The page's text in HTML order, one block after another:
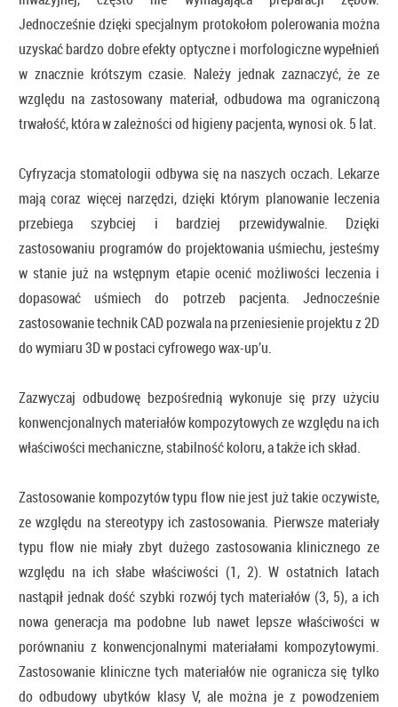
Jednocześnie dzięki specjalnym protokołom polerowania można
uzyskać bardzo dobre efekty optyczne i morfologiczne wypełnień
w znacznie krótszym czasie. Należy jednak zaznaczyć, że ze
względu na zastosowany materiał, odbudowa ma ograniczoną
trwałość, która w zależności od higieny pacjenta, wynosi ok. 5 lat.
Cyfryzacja stomatologii odbywa się na naszych oczach. Lekarze
mają coraz więcej narzędzi, dzięki którym planowanie leczenia
przebiega szybciej i bardziej przewidywalnie. Dzięki
zastosowaniu programów do projektowania uśmiechu, jesteśmy
w stanie już na wstępnym etapie ocenić możliwości leczenia i
dopasować uśmiech do potrzeb pacjenta. Jednocześnie
zastosowanie technik CAD pozwala na przeniesienie projektu z 2D
do wymiaru 3D w postaci cyfrowego wax-up’u.
Zazwyczaj odbudowę bezpośrednią wykonuje się przy użyciu
konwencjonalnych materiałów kompozytowych ze względu na ich
właściwości mechaniczne, stabilność koloru, a także ich skład.
Zastosowanie kompozytów typu flow nie jest już takie oczywiste,
ze względu na stereotypy ich zastosowania. Pierwsze materiały
typu flow nie miały zbyt dużego zastosowania klinicznego ze
względu na ich słabe właściwości (1, 2). W ostatnich latach
nastąpił jednak dość szybki rozwój tych materiałów (3, 5), a ich
nowa generacja ma podobne lub nawet lepsze właściwości w
porównaniu z konwencjonalnymi materiałami kompozytowymi.
Zastosowanie kliniczne tych materiałów nie ogranicza się tylko
do odbudowy ubytków klasy V, ale można je z powodzeniem